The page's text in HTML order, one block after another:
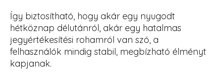
Így biztosítható, hogy akár egy nyugodt
hétköznap délutánról, akár egy hatalmas
jegyértékesítési rohamról van szó, a
felhasználók mindig stabil, megbízható élményt
kapjanak.